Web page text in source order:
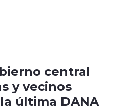
central
y vecinos
última DANA